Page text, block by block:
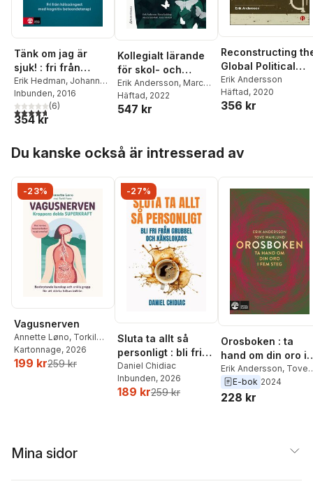
Tänk om jag är
sjuk! : fri från
hälsoångest med
kognitiv
beteendeterapi
Erik Hedman, Johanna
Linde,Peter Leiler
Andersson,
Axelsson
Inbunden, 2016
4,7utav 5 stjärnor. Totalt antal röster:
(6)
354 kr
Kollegialt lärande
för skol- och
undervisningsförbä
ttring : ett
helhetsperspektiv
Erik Andersson, Marcus
Sundhäll,Anna Teledal
Karin Rudsberg
Häftad, 2022
547 kr
Reconstructing
Global Political
Economy
Erik Andersson
Häftad, 2020
356 kr
Du kanske också är intresserad av
-23%
Vagusnerven
Annette Løno, Torkil
Færø
Kartonnage, 2026
199 kr259 kr
-27%
Sluta ta allt så
personligt : bli fri
från grubbel och
känslokaos
Daniel Chidiac
Inbunden, 2026
189 kr259 kr
Orosboken : ta
hand om din oro i
fem steg
Erik Andersson, Tove
Wahlund
E-bok 2024
228 kr
Mina sidor